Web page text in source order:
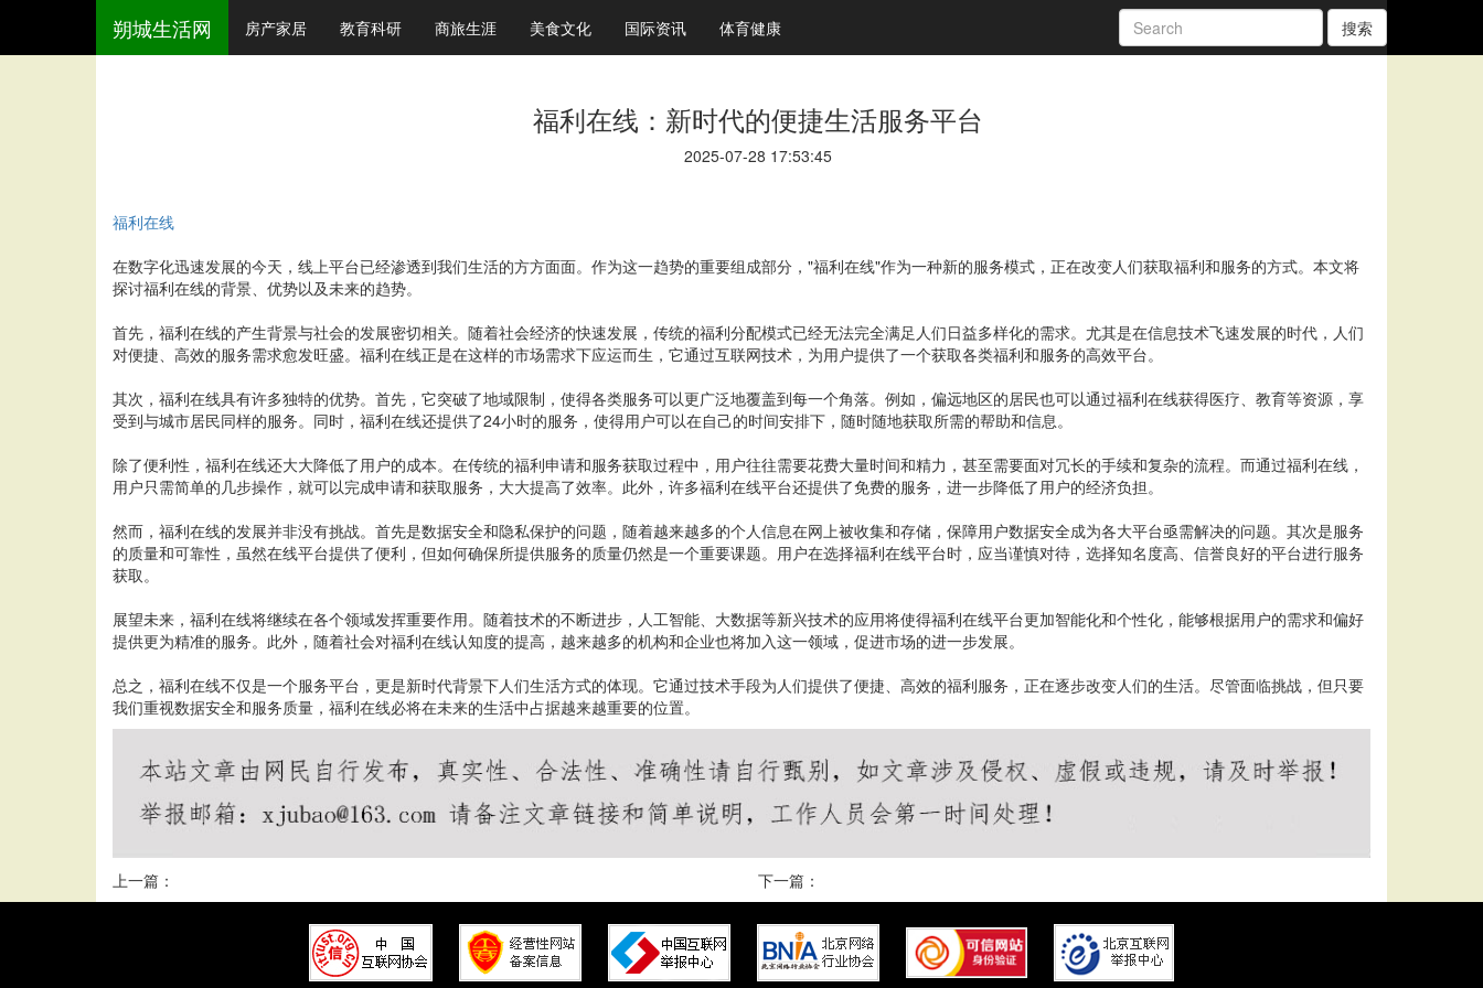
朔城生活网 房产家居 教育科研 商旅生涯 美食文化 国际资讯 体育健康 搜索
福利在线：新时代的便捷生活服务平台
2025-07-28 17:53:45
福利在线
在数字化迅速发展的今天，线上平台已经渗透到我们生活的方方面面。作为这一趋势的重要组成部分，"福利在线"作为一种新的服务模式，正在改变人们获取福利和服务的方式。本文将
探讨福利在线的背景、优势以及未来的趋势。
首先，福利在线的产生背景与社会的发展密切相关。随着社会经济的快速发展，传统的福利分配模式已经无法完全满足人们日益多样化的需求。尤其是在信息技术飞速发展的时代，人们
对便捷、高效的服务需求愈发旺盛。福利在线正是在这样的市场需求下应运而生，它通过互联网技术，为用户提供了一个获取各类福利和服务的高效平台。
其次，福利在线具有许多独特的优势。首先，它突破了地域限制，使得各类服务可以更广泛地覆盖到每一个角落。例如，偏远地区的居民也可以通过福利在线获得医疗、教育等资源，享
受到与城市居民同样的服务。同时，福利在线还提供了24小时的服务，使得用户可以在自己的时间安排下，随时随地获取所需的帮助和信息。
除了便利性，福利在线还大大降低了用户的成本。在传统的福利申请和服务获取过程中，用户往往需要花费大量时间和精力，甚至需要面对冗长的手续和复杂的流程。而通过福利在线，
用户只需简单的几步操作，就可以完成申请和获取服务，大大提高了效率。此外，许多福利在线平台还提供了免费的服务，进一步降低了用户的经济负担。
然而，福利在线的发展并非没有挑战。首先是数据安全和隐私保护的问题，随着越来越多的个人信息在网上被收集和存储，保障用户数据安全成为各大平台亟需解决的问题。其次是服务
的质量和可靠性，虽然在线平台提供了便利，但如何确保所提供服务的质量仍然是一个重要课题。用户在选择福利在线平台时，应当谨慎对待，选择知名度高、信誉良好的平台进行服务
获取。
展望未来，福利在线将继续在各个领域发挥重要作用。随着技术的不断进步，人工智能、大数据等新兴技术的应用将使得福利在线平台更加智能化和个性化，能够根据用户的需求和偏好
提供更为精准的服务。此外，随着社会对福利在线认知度的提高，越来越多的机构和企业也将加入这一领域，促进市场的进一步发展。
总之，福利在线不仅是一个服务平台，更是新时代背景下人们生活方式的体现。它通过技术手段为人们提供了便捷、高效的福利服务，正在逐步改变人们的生活。尽管面临挑战，但只要
我们重视数据安全和服务质量，福利在线必将在未来的生活中占据越来越重要的位置。
上一篇： 下一篇：